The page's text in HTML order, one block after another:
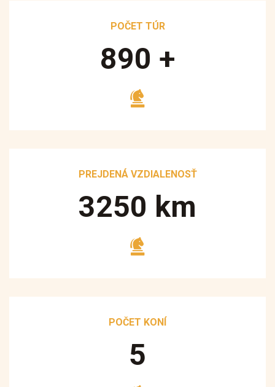
POČET TÚR
890 +
PREJDENÁ VZDIALENOSŤ
3250 km
POČET KONÍ
5